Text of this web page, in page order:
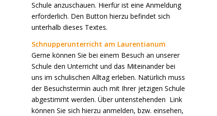
Schule anzuschauen. Hierfür ist eine Anmeldung
erforderlich. Den Button hierzu befindet sich
unterhalb dieses Textes.
Schnupperunterricht am Laurentianum
Gerne können Sie bei einem Besuch an unserer
Schule den Unterricht und das Miteinander bei
uns im schulischen Alltag erleben. Natürlich muss
der Besuchstermin auch mit Ihrer jetzigen Schule
abgestimmt werden. Über untenstehenden Link
können Sie sich hierzu anmelden, bzw. einsehen,